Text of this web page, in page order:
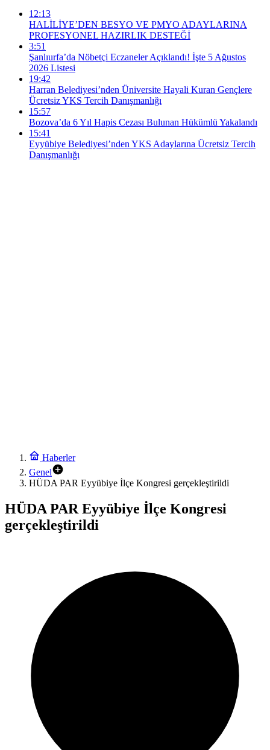
12:13
HALİLİYE’DEN BESYO VE PMYO ADAYLARINA
PROFESYONEL HAZIRLIK DESTEĞİ
3:51
Şanlıurfa’da Nöbetçi Eczaneler Açıklandı! İşte 5 Ağustos
2026 Listesi
19:42
Harran Belediyesi’nden Üniversite Hayali Kuran Gençlere
Ücretsiz YKS Tercih Danışmanlığı
15:57
Bozova’da 6 Yıl Hapis Cezası Bulunan Hükümlü Yakalandı
15:41
Eyyübiye Belediyesi’nden YKS Adaylarına Ücretsiz Tercih
Danışmanlığı
Haberler
Genel
HÜDA PAR Eyyübiye İlçe Kongresi gerçekleştirildi
HÜDA PAR Eyyübiye İlçe Kongresi
gerçekleştirildi